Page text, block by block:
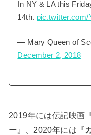
In NY & LA this
14th.
— Mary Queen of
December 2, 2018
2019年には伝記映画
ー 』、2020年には『